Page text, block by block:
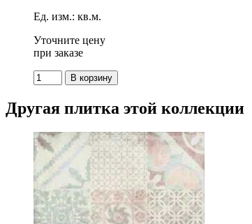
Ед. изм.: кв.м.
Уточните цену
при заказе
Другая плитка этой коллекции